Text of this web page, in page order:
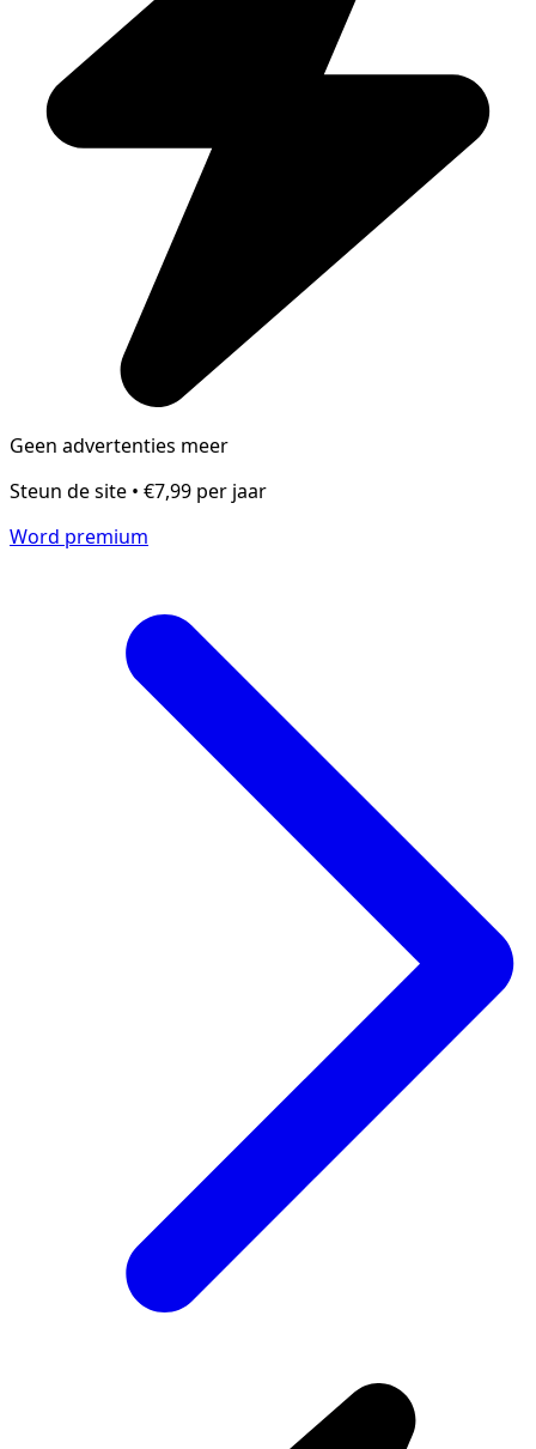
Geen advertenties meer
Steun de site • €7,99 per jaar
Word premium